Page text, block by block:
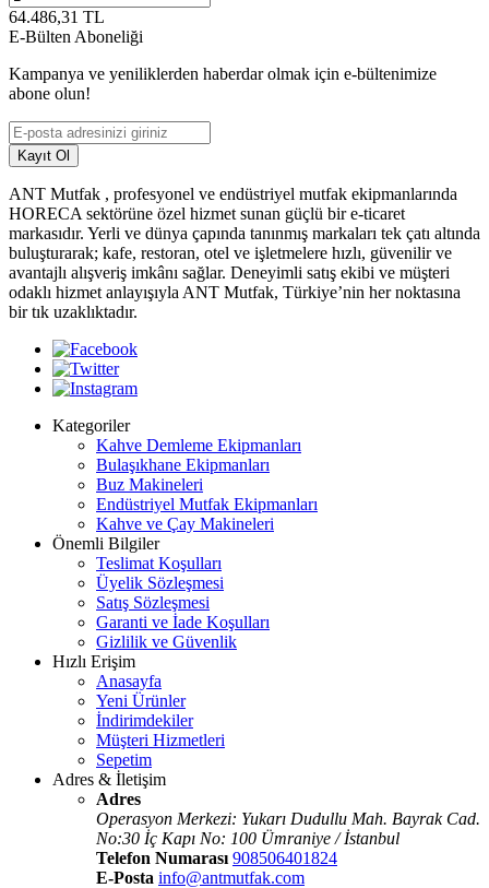
64.486,31 TL
E-Bülten Aboneliği
Kampanya ve yeniliklerden haberdar olmak için e-bültenimize
abone olun!
Kayıt Ol
ANT Mutfak , profesyonel ve endüstriyel mutfak ekipmanlarında
HORECA sektörüne özel hizmet sunan güçlü bir e-ticaret
markasıdır. Yerli ve dünya çapında tanınmış markaları tek çatı altında
buluşturarak; kafe, restoran, otel ve işletmelere hızlı, güvenilir ve
avantajlı alışveriş imkânı sağlar. Deneyimli satış ekibi ve müşteri
odaklı hizmet anlayışıyla ANT Mutfak, Türkiye’nin her noktasına
bir tık uzaklıktadır.
Kategoriler
Kahve Demleme Ekipmanları
Bulaşıkhane Ekipmanları
Buz Makineleri
Endüstriyel Mutfak Ekipmanları
Kahve ve Çay Makineleri
Önemli Bilgiler
Teslimat Koşulları
Üyelik Sözleşmesi
Satış Sözleşmesi
Garanti ve İade Koşulları
Gizlilik ve Güvenlik
Hızlı Erişim
Anasayfa
Yeni Ürünler
İndirimdekiler
Müşteri Hizmetleri
Sepetim
Adres & İletişim
Adres
Operasyon Merkezi: Yukarı Dudullu Mah. Bayrak Cad.
No:30 İç Kapı No: 100 Ümraniye / İstanbul
Telefon Numarası 908506401824
E-Posta info@antmutfak.com